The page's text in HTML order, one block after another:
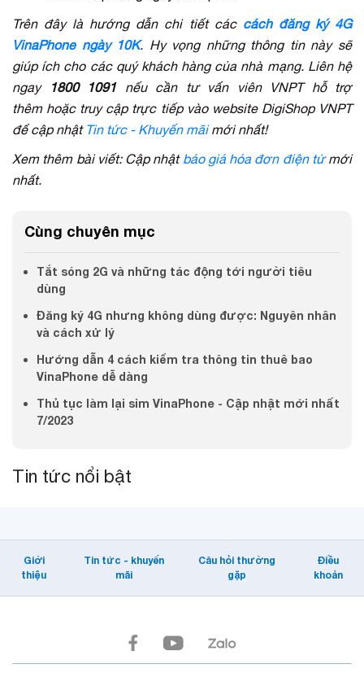
Trên đây là hướng dẫn chi tiết các cách đăng ký 4G
VinaPhone ngày 10K. Hy vọng những thông tin này sẽ
giúp ích cho các quý khách hàng của nhà mạng. Liên hệ
ngay
1800 1091nếu cần tư vấn viên VNPT hỗ trợ
thêm hoặc truy cập trực tiếp vào website DigiShop VNPT
để cập nhật Tin tức - Khuyến mãimới nhất!
Xem thêm bài viết: Cập nhật báo giá hóa đơn điện tửmới
nhất.
Cùng chuyên mục
Tắt sóng 2G và những tác động tới người tiêu
dùng
Đăng ký 4G nhưng không dùng được: Nguyên nhân
và cách xử lý
Hướng dẫn 4 cách kiểm tra thông tin thuê bao
VinaPhone dễ dàng
Thủ tục làm lại sim VinaPhone - Cập nhật mới nhất
7/2023
Tin tức nổi bật
Giới
thiệu
Tin tức - khuyến
mãi
Câu hỏi thường
gặp
Điều
khoản